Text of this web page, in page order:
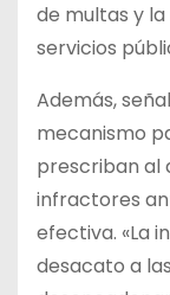
de multas y
servicios
Además,
mecanismo
prescriban al
infractores
efectiva. «La
desacato a